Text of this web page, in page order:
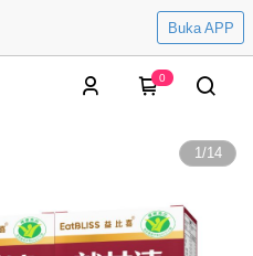
Buka APP
0
1/14